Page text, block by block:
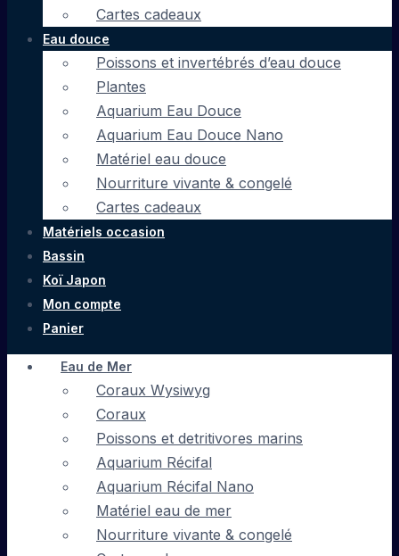
Cartes cadeaux
Eau douce
Poissons et invertébrés d’eau douce
Plantes
Aquarium Eau Douce
Aquarium Eau Douce Nano
Matériel eau douce
Nourriture vivante & congelé
Cartes cadeaux
Matériels occasion
Bassin
Koï Japon
Mon compte
Panier
Eau de Mer
Coraux Wysiwyg
Coraux
Poissons et detritivores marins
Aquarium Récifal
Aquarium Récifal Nano
Matériel eau de mer
Nourriture vivante & congelé